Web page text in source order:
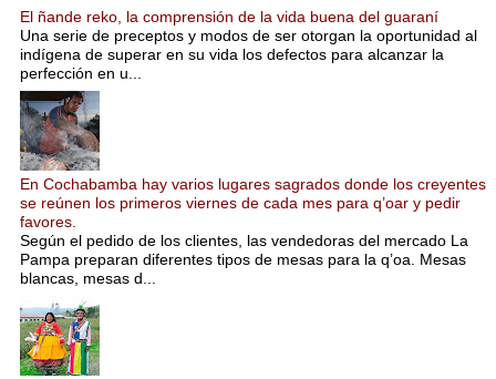
El ñande reko, la comprensión de la vida buena del guaraní
Una serie de preceptos y modos de ser otorgan la oportunidad al
indígena de superar en su vida los defectos para alcanzar la
perfección en u...
En Cochabamba hay varios lugares sagrados donde los creyentes
se reúnen los primeros viernes de cada mes para q’oar y pedir
favores.
Según el pedido de los clientes, las vendedoras del mercado La
Pampa preparan diferentes tipos de mesas para la q’oa. Mesas
blancas, mesas d...